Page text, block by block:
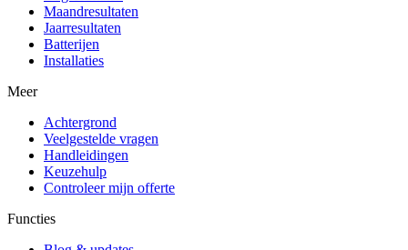
Maandresultaten
Jaarresultaten
Batterijen
Installaties
Meer
Achtergrond
Veelgestelde vragen
Handleidingen
Keuzehulp
Controleer mijn offerte
Functies